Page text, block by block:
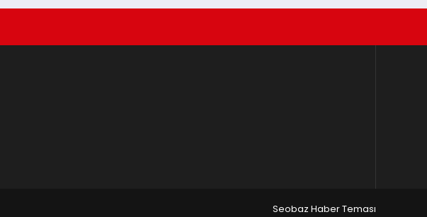
Seobaz Haber Teması